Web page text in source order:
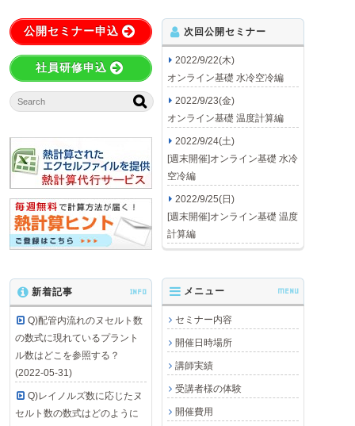
公開セミナー申込
社員研修申込
次回公開セミナー
2022/9/22(木)
オンライン基礎 水冷空冷編
2022/9/23(金)
オンライン基礎 温度計算編
2022/9/24(土)
[週末開催]オンライン基礎 水冷
空冷編
2022/9/25(日)
[週末開催]オンライン基礎 温度
計算編
メニュー MENU
セミナー内容
開催日時場所
講師実績
受講者様の体験
開催費用
新着記事 INFO
Q)配管内流れのヌセルト数
の数式に現れているプラント
ル数はどこを参照する？
(2022-05-31)
Q)レイノルズ数に応じたヌ
セルト数の数式はどのように